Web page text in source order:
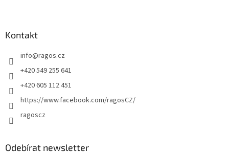
Kontakt
info@ragos.cz
+420 549 255 641
+420 605 112 451
https://www.facebook.com/ragosCZ/
ragoscz
Odebírat newsletter